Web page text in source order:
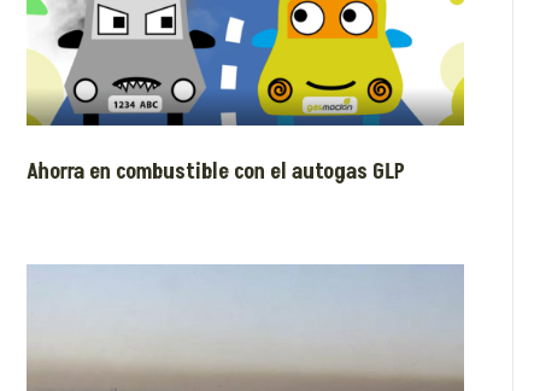
Ahorra en combustible con el autogas GLP